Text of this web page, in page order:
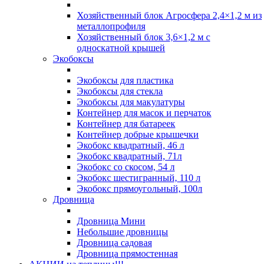
Хозяйственный блок Агросфера 2,4×1,2 м из
металлопрофиля
Хозяйственный блок 3,6×1,2 м с
односкатной крышей
Экобоксы
Экобоксы для пластика
Экобоксы для стекла
Экобоксы для макулатуры
Контейнер для масок и перчаток
Контейнер для батареек
Контейнер добрые крышечки
Экобокс квадратный, 46 л
Экобокс квадратный, 71л
Экобокс со скосом, 54 л
Экобокс шестигранный, 110 л
Экобокс прямоугольный, 100л
Дровница
Дровница Мини
Небольшие дровницы
Дровница садовая
Дровница прямостенная